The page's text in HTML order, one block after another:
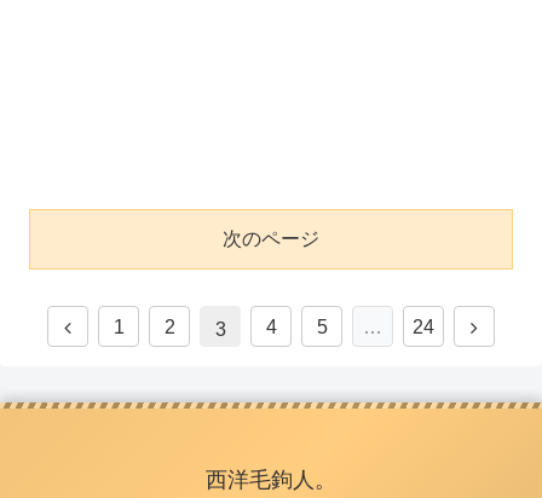
次のページ
1 2 3 4 5 … 24
西洋毛鉤人。